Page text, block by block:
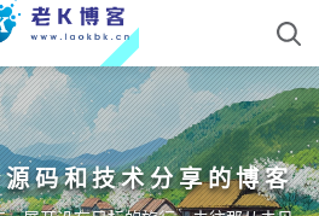
码和技术分享的博客